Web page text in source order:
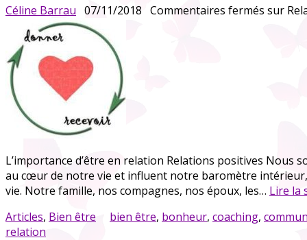
Céline Barrau 07/11/2018 Commentaires fermés sur
L’importance d’être en relation Relations positives Nous
au cœur de notre vie et influent notre baromètre
vie. Notre famille, nos compagnes, nos époux, les… Lire la
Articles, Bien être bien être, bonheur, coaching,
relation